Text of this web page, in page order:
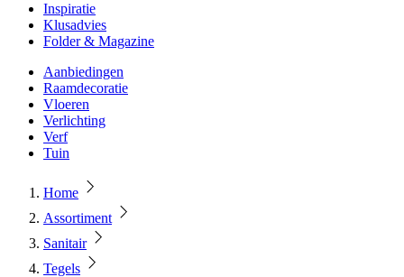
Inspiratie
Klusadvies
Folder & Magazine
Aanbiedingen
Raamdecoratie
Vloeren
Verlichting
Verf
Tuin
Home
Assortiment
Sanitair
Tegels